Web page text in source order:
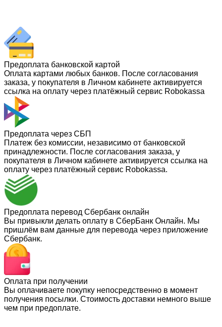
Предоплата банковской картой
Оплата картами любых банков. После согласования
заказа, у покупателя в Личном кабинете активируется
ссылка на оплату через платёжный сервис Robokassa
Предоплата через СБП
Платеж без комиссии, независимо от банковской
принадлежности. После согласования заказа, у
покупателя в Личном кабинете активируется ссылка на
оплату через платёжный сервис Robokassa.
Предоплата перевод Сбербанк онлайн
Вы привыкли делать оплату в СберБанк Онлайн. Мы
пришлём вам данные для перевода через приложение
Сбербанк.
Оплата при получении
Вы оплачиваете покупку непосредственно в момент
получения посылки. Стоимость доставки немного выше
чем при предоплате.